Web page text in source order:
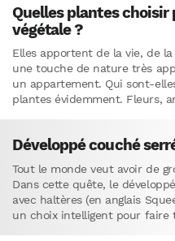
Quelles plantes choisir
végétale ?
Elles apportent de la vie, de
une touche de nature très
un appartement. Qui sont-
plantes évidemment. Fleurs,
Développé couché
Tout le monde veut avoir de
Dans cette quête, le
avec haltères (en anglais
un choix intelligent pour faire